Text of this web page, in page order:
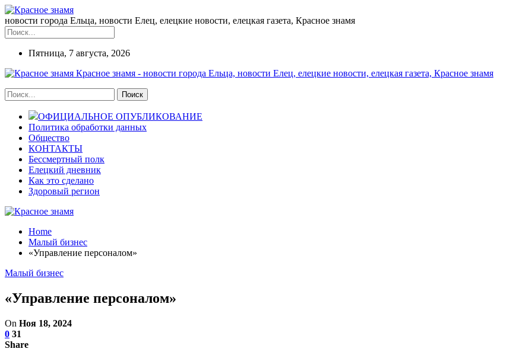
новости города Ельца, новости Елец, елецкие новости, елецкая газета, Красное знамя
Пятница, 7 августа, 2026
Красное знамя - новости города Ельца, новости Елец, елецкие новости, елецкая газета, Красное знамя
ОФИЦИАЛЬНОЕ ОПУБЛИКОВАНИЕ
Политика обработки данных
Общество
КОНТАКТЫ
Бессмертный полк
Елецкий дневник
Как это сделано
Здоровый регион
Home
Малый бизнес
«Управление персоналом»
Малый бизнес
«Управление персоналом»
On Ноя 18, 2024
0 31
Share